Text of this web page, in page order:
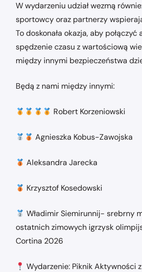
W wydarzeniu udział wezmą
sportowcy oraz partnerzy
To doskonała okazja, aby połączyć
spędzenie czasu z wartościową
między innymi bezpieczeństwa
Będą z nami między innymi:
Robert Korzeniowski
Agnieszka Kobus-Zawojska
Aleksandra Jarecka
Krzysztof Kosedowski
Władimir Siemirunnij- srebrny
ostatnich zimowych igrzysk
Cortina 2026
Wydarzenie: Piknik Aktywności